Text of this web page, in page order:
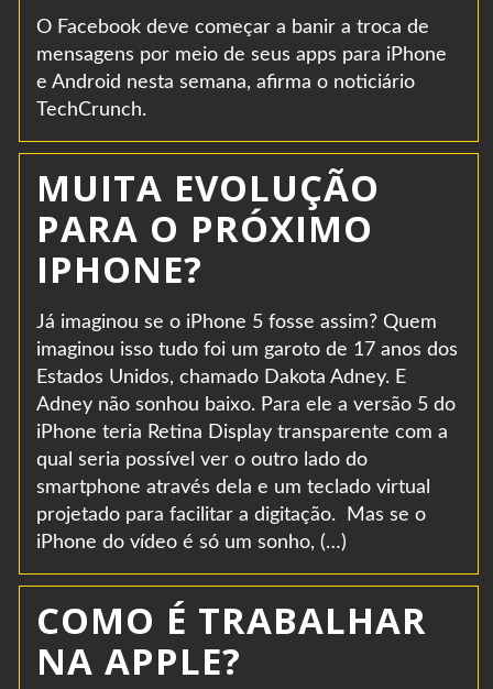
O Facebook deve começar a banir a troca de
mensagens por meio de seus apps para iPhone
e Android nesta semana, afirma o noticiário
TechCrunch.
MUITA EVOLUÇÃO
PARA O PRÓXIMO
IPHONE?
Já imaginou se o iPhone 5 fosse assim? Quem
imaginou isso tudo foi um garoto de 17 anos dos
Estados Unidos, chamado Dakota Adney. E
Adney não sonhou baixo. Para ele a versão 5 do
iPhone teria Retina Display transparente com a
qual seria possível ver o outro lado do
smartphone através dela e um teclado virtual
projetado para facilitar a digitação. Mas se o
iPhone do vídeo é só um sonho, (…)
COMO É TRABALHAR
NA APPLE?